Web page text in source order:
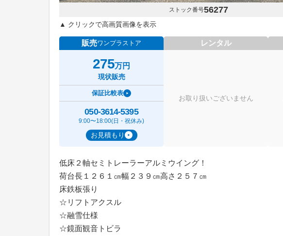
ストック番号56277
▲ クリックで高画質画像を表示
販売ワンプラストア
275万円
現状販売
保証比較表
050-3614-5395
9:00〜18:00(日・祝休み)
お見積もり
レンタル
お取り扱いございません
低床２軸セミトレーラーアルミウイング！
荷台長１２６１㎝幅２３９㎝高さ２５７㎝
床鉄板張り
☆リフトアクスル
☆融雪仕様
☆鏡面観音トビラ